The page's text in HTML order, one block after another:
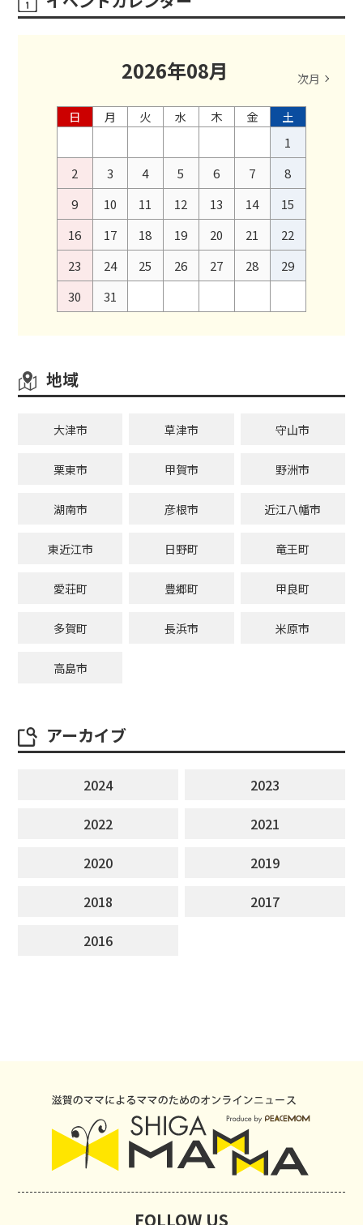
2026年08月 次月
日 月 火 水 木 金
土
1
2
3 4 5 6 7
8
9
10 11 12 13 14
15
16
17 18 19 20 21
22
23
24 25 26 27 28
29
30
31
地域
大津市 草津市 守山市
栗東市 甲賀市 野洲市
湖南市 彦根市 近江八幡市
東近江市 日野町 竜王町
愛荘町 豊郷町 甲良町
多賀町 長浜市 米原市
高島市
アーカイブ
2024
2023
2022
2021
2020
2019
2018
2017
2016
FOLLOW US